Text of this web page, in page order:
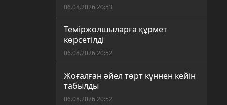
06.08.2026 20:53
Теміржолшыларға құрмет
көрсетілді
06.08.2026 20:52
Жоғалған әйел төрт күннен кейін
табылды
06.08.2026 20:52